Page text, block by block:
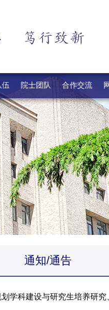
伍 院士团队 合作交流
通知/通告
学科建设与研究生培养研